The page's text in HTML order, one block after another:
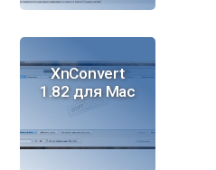
XnConvert
1.82 для Mac